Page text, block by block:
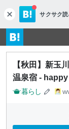
c
l
o
s
e
サクサク読
【秋田】新玉
温泉宿 - happy
暮らし